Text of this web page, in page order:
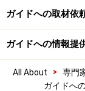
ガイドへの取材依
ガイドへの情報提
All About > 専門
ガイドへ